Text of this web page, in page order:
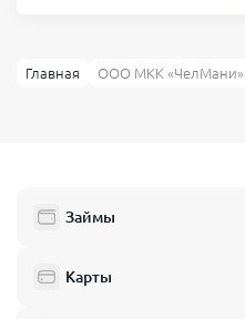
Главная ООО МКК «ЧелМани»
Займы
Карты